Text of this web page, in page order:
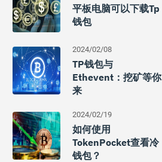
平板电脑可以下载tp
钱包
2024/02/08
TP钱包与
Ethevent：挖矿等你
来
2024/02/19
如何使用
TokenPocket查看冷
钱包？